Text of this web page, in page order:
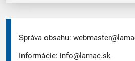
Správa obsahu:
Informácie: info@lamac.sk